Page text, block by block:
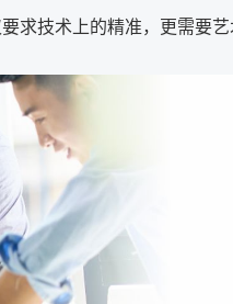
技术上的精准，更需要艺